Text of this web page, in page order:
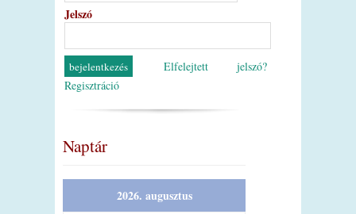
Jelszó
Elfelejtett jelszó?
Regisztráció
Naptár
2026. augusztus